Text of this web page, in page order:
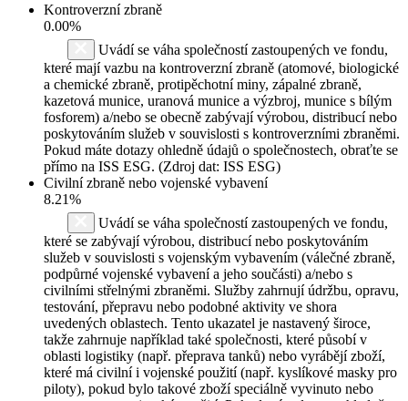
Kontroverzní zbraně
0.00%
Uvádí se váha společností zastoupených ve fondu,
které mají vazbu na kontroverzní zbraně (atomové, biologické
a chemické zbraně, protipěchotní miny, zápalné zbraně,
kazetová munice, uranová munice a výzbroj, munice s bílým
fosforem) a/nebo se obecně zabývají výrobou, distribucí nebo
poskytováním služeb v souvislosti s kontroverzními zbraněmi.
Pokud máte dotazy ohledně údajů o společnostech, obraťte se
přímo na ISS ESG. (Zdroj dat: ISS ESG)
Civilní zbraně nebo vojenské vybavení
8.21%
Uvádí se váha společností zastoupených ve fondu,
které se zabývají výrobou, distribucí nebo poskytováním
služeb v souvislosti s vojenským vybavením (válečné zbraně,
podpůrné vojenské vybavení a jeho součásti) a/nebo s
civilními střelnými zbraněmi. Služby zahrnují údržbu, opravu,
testování, přepravu nebo podobné aktivity ve shora
uvedených oblastech. Tento ukazatel je nastavený široce,
takže zahrnuje například také společnosti, které působí v
oblasti logistiky (např. přeprava tanků) nebo vyrábějí zboží,
které má civilní i vojenské použití (např. kyslíkové masky pro
piloty), pokud bylo takové zboží speciálně vyvinuto nebo